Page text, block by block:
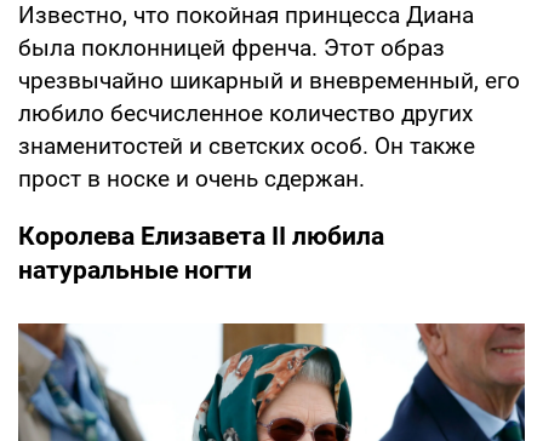
Известно, что покойная принцесса Диана
была поклонницей френча. Этот образ
чрезвычайно шикарный и вневременный, его
любило бесчисленное количество других
знаменитостей и светских особ. Он также
прост в носке и очень сдержан.
Королева Елизавета II любила
натуральные ногти